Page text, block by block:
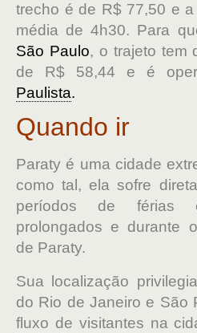
trecho é de R$ 77,50 e
média de 4h30. Para
São Paulo, o trajeto tem
de R$ 58,44 e é
Paulista.
Quando ir
Paraty é uma cidade
como tal, ela sofre
períodos de férias
prolongados e durante
de Paraty.
Sua localização
do Rio de Janeiro e São
fluxo de visitantes na